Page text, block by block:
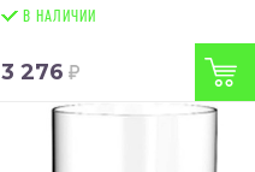
В НАЛИЧИИ
3 276